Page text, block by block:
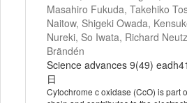
Masahiro Fukuda, Takehiko
Naitow, Shigeki Owada,
Nureki, So Iwata, Richard
Brändén
Science advances 9(49)
日
Cytochrome c oxidase (CcO) is part